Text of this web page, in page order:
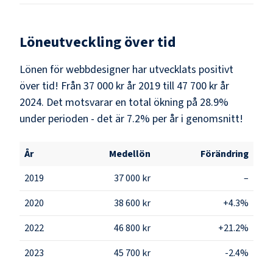
Löneutveckling över tid
Lönen för webbdesigner har utvecklats positivt
över tid! Från 37 000 kr år 2019 till 47 700 kr år
2024. Det motsvarar en total ökning på 28.9%
under perioden - det är 7.2% per år i genomsnitt!
År Medellön
Förändring
2019
37 000 kr
–
2020
38 600 kr
+4.3%
2022
46 800 kr
+21.2%
2023
45 700 kr
-2.4%